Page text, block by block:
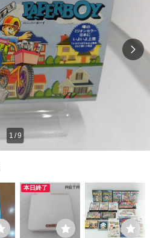
1 /9
本日終了